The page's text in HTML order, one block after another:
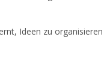
Ideen zu organisieren